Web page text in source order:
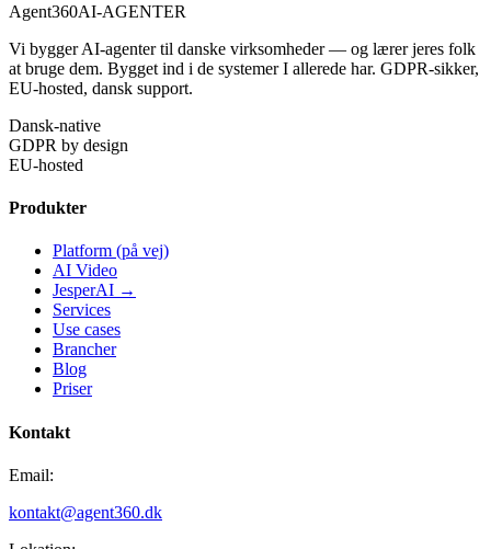
Agent360AI-AGENTER
Vi bygger AI-agenter til danske virksomheder — og lærer jeres folk
at bruge dem. Bygget ind i de systemer I allerede har. GDPR-sikker,
EU-hosted, dansk support.
Dansk-native
GDPR by design
EU-hosted
Produkter
Platform (på vej)
AI Video
JesperAI →
Services
Use cases
Brancher
Blog
Priser
Kontakt
Email:
kontakt@agent360.dk